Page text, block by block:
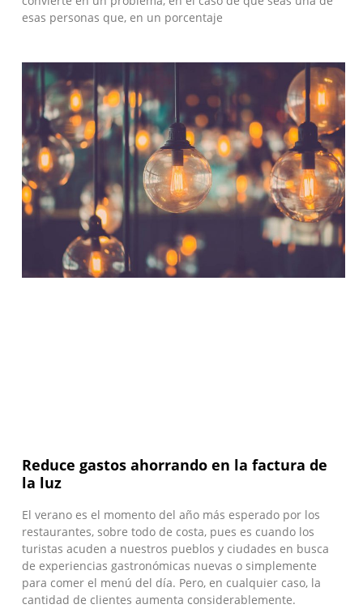
esas personas que, en un porcentaje
Reduce gastos ahorrando en la factura de
la luz
El verano es el momento del año más esperado por los
restaurantes, sobre todo de costa, pues es cuando los
turistas acuden a nuestros pueblos y ciudades en busca
de experiencias gastronómicas nuevas o simplemente
para comer el menú del día. Pero, en cualquier caso, la
cantidad de clientes aumenta considerablemente.